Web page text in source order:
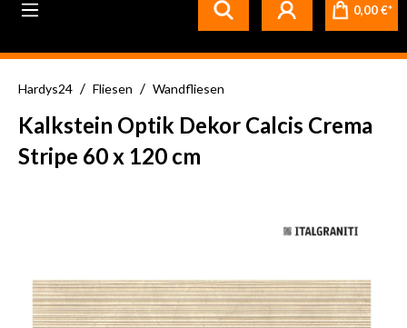
0,00 €*
Hardys24 / Fliesen / Wandfliesen
Kalkstein Optik Dekor Calcis Crema
Stripe 60 x 120 cm